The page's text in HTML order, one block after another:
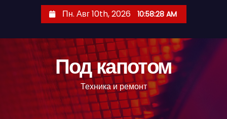
Пн. Авг 10th, 2026 10:58:29 AM
Под капотом
Техника и ремонт